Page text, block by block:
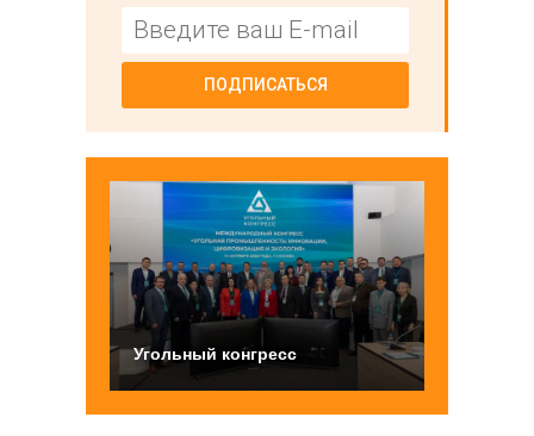
ПОДПИСАТЬСЯ
Угольный конгресс